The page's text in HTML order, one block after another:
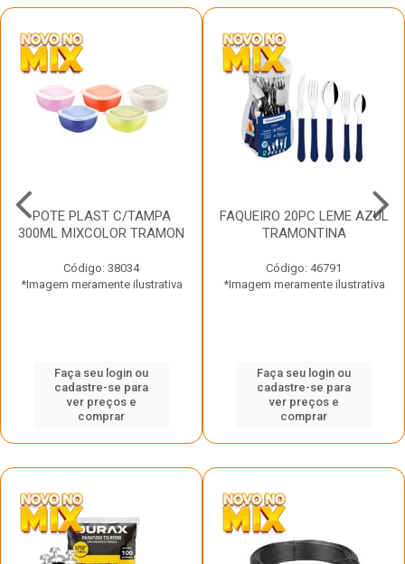
POTE PLAST C/TAMPA
300ML MIXCOLOR TRAMON
Código: 38034
*Imagem meramente ilustrativa
Faça seu login ou
cadastre-se para
ver preços e
comprar
FAQUEIRO 20PC LEME AZUL
TRAMONTINA
Código: 46791
*Imagem meramente ilustrativa
Faça seu login ou
cadastre-se para
ver preços e
comprar